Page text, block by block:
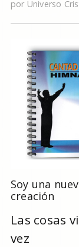
por Universo
Soy una
creación
Las cosas
vez